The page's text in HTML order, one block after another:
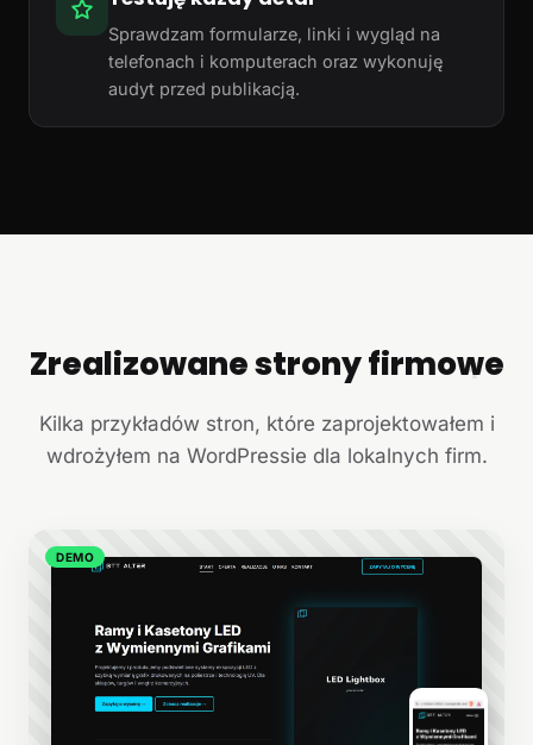
Sprawdzam formularze, linki i wygląd na
telefonach i komputerach oraz wykonuję
audyt przed publikacją.
+
Zrealizowane strony firmowe
Kilka przykładów stron, które zaprojektowałem i
wdrożyłem na WordPressie dla lokalnych firm.
DEMO